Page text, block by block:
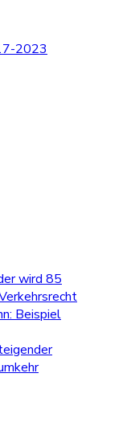
2023
wird 85
Beispiel